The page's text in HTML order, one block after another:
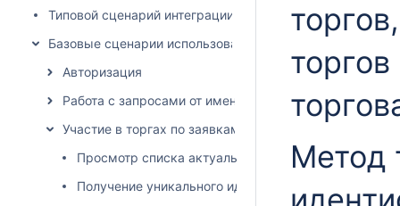
Типовой сценарий интеграции
Базовые сценарии использования
Авторизация
Работа с запросами от имени грузовладельца
Участие в торгах по заявкам от имени
Просмотр списка актуальных заявок на торгах
Получение уникального идентификатора заявки
Метод